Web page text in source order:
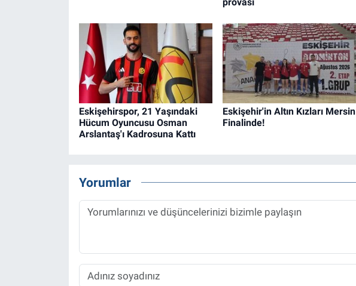
provası
Eskişehirspor, 21 Yaşındaki
Hücum Oyuncusu Osman
Arslantaş'ı Kadrosuna Kattı
Eskişehir'in Altın Kızları Mersin
Finalinde!
Yorumlar